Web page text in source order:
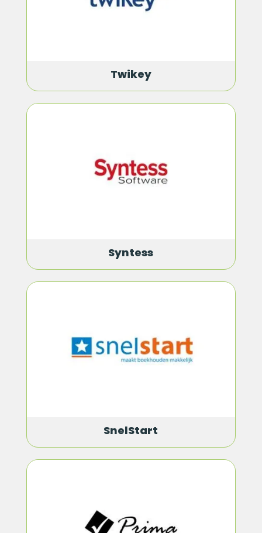
Twikey
Syntess
SnelStart